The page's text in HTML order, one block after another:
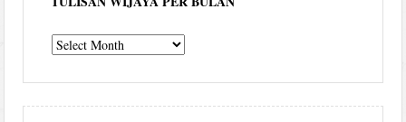
Tulisan
per
bulan